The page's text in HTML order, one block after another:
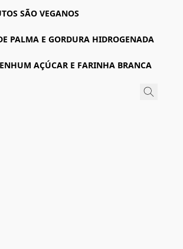
SÃO VEGANOS
PALMA E GORDURA HIDROGENADA
AÇÚCAR E FARINHA BRANCA